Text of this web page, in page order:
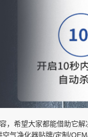
，希望大家都能借助它